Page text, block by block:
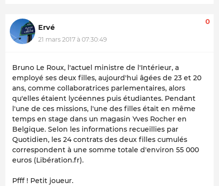
Ervé
21 mars 2017 à 07:30:49
0
Bruno Le Roux, l'actuel ministre de l'Intérieur, a
employé ses deux filles, aujourd'hui âgées de 23 et 20
ans, comme collaboratrices parlementaires, alors
qu'elles étaient lycéennes puis étudiantes. Pendant
l'une de ces missions, l'une des filles était en même
temps en stage dans un magasin Yves Rocher en
Belgique. Selon les informations recueillies par
Quotidien, les 24 contrats des deux filles cumulés
correspondent à une somme totale d'environ 55 000
euros (Libération.fr).
Pfff ! Petit joueur.